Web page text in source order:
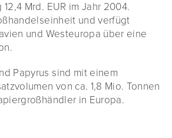
Mrd. EUR im Jahr 2004.
und verfügt
und Westeuropa über eine
Papyrus sind mit einem
von ca. 1,8 Mio. Tonnen
in Europa.